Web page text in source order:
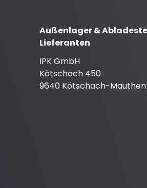
Außenlager &
Lieferanten
IPK GmbH
Kötschach 450
9640 Kötschach-Mauthen